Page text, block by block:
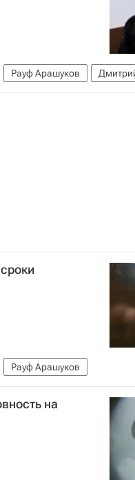
Рауф Арашуков
России)
Московский
Рауф Арашуков
клана Арашуковых
на